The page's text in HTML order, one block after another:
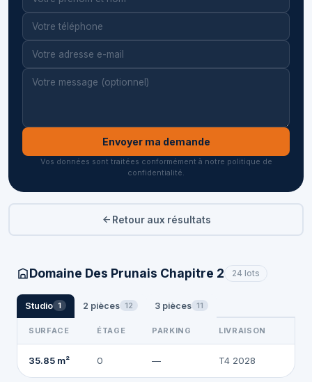
Envoyer ma demande
Vos données sont traitées conformément à notre politique de
confidentialité.
Retour aux résultats
Domaine Des Prunais Chapitre 2 24 lots
Studio 1 2 pièces 12 3 pièces 11
SURFACE ÉTAGE PARKING LIVRAISON
35.85 m² 0 — T4 2028